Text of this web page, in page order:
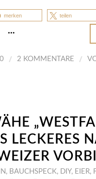
merken teilen
…
/ 2 KOMMENTARE /
LECKERES
, BAUCHSPECK, DIY, EIER,